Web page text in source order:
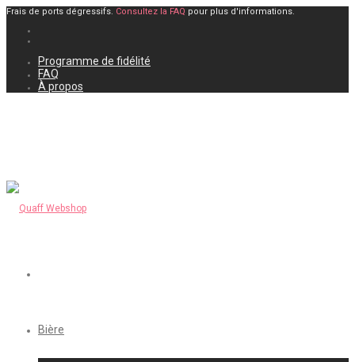
Frais de ports dégressifs. Consultez la FAQ pour plus d'informations.
Programme de fidélité
FAQ
À propos
Bière